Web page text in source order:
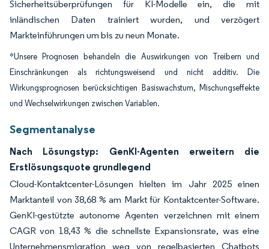
Sicherheitsüberprüfungen für KI-Modelle ein, die mit
inländischen Daten trainiert wurden, und verzögert
Markteinführungen um bis zu neun Monate.
*Unsere Prognosen behandeln die Auswirkungen von Treibern und
Einschränkungen als richtungsweisend und nicht additiv. Die
Wirkungsprognosen berücksichtigen Basiswachstum, Mischungseffekte
und Wechselwirkungen zwischen Variablen.
Segmentanalyse
Nach Lösungstyp: GenKI-Agenten erweitern die
Erstlösungsquote grundlegend
Cloud-Kontaktcenter-Lösungen hielten im Jahr 2025 einen
Marktanteil von 38,68 % am Markt für Kontaktcenter-Software.
GenKI-gestützte autonome Agenten verzeichnen mit einem
CAGR von 18,43 % die schnellste Expansionsrate, was eine
Unternehmensmigration weg von regelbasierten Chatbots